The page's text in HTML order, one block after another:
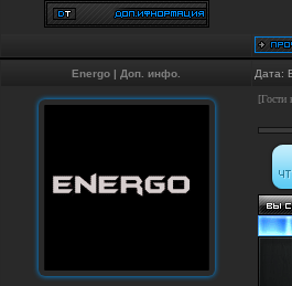
Energo | Доп. инфо. Дата:
[Гости